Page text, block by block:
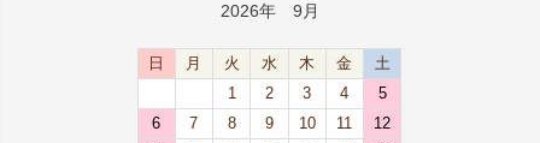
2026年 9月
日 月 火 水 木 金
土
1
2 3 4
5
6
7 8 9 10 11
12